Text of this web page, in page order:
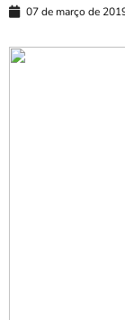
07 de março de